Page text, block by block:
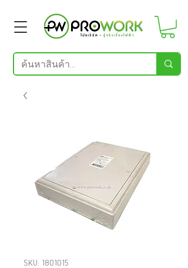
SKU: 1801015